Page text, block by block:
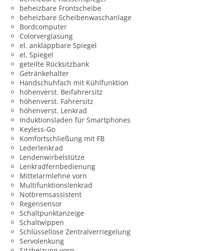
beheizbare Frontscheibe
beheizbare Scheibenwaschanlage
Bordcomputer
Colorverglasung
el. anklappbare Spiegel
el. Spiegel
geteilte Rücksitzbank
Getränkehalter
Handschuhfach mit Kühlfunktion
höhenverst. Beifahrersitz
höhenverst. Fahrersitz
höhenverst. Lenkrad
Induktionsladen für Smartphones
Keyless-Go
Komfortschließung mit FB
Lederlenkrad
Lendenwirbelstütze
Lenkradfernbedienung
Mittelarmlehne vorn
Multifunktionslenkrad
Notbremsassistent
Regensensor
Schaltpunktanzeige
Schaltwippen
Schlüssellose Zentralverriegelung
Servolenkung